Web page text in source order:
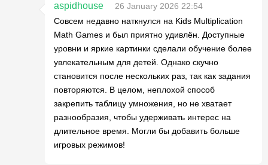
aspidhouse
26 January 2026 22:54
Совсем недавно наткнулся на Kids Multiplication
Math Games и был приятно удивлён. Доступные
уровни и яркие картинки сделали обучение более
увлекательным для детей. Однако скучно
становится после нескольких раз, так как задания
повторяются. В целом, неплохой способ
закрепить таблицу умножения, но не хватает
разнообразия, чтобы удерживать интерес на
длительное время. Могли бы добавить больше
игровых режимов!